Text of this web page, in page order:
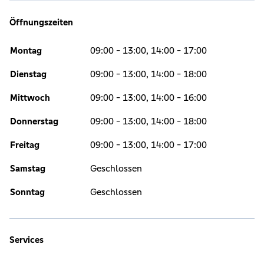
Öffnungszeiten
Montag 09:00 - 13:00, 14:00 - 17:00
Dienstag 09:00 - 13:00, 14:00 - 18:00
Mittwoch 09:00 - 13:00, 14:00 - 16:00
Donnerstag 09:00 - 13:00, 14:00 - 18:00
Freitag 09:00 - 13:00, 14:00 - 17:00
Samstag Geschlossen
Sonntag Geschlossen
Services